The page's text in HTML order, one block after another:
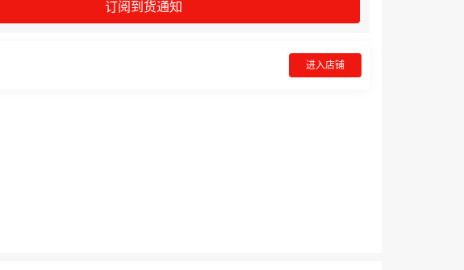
订阅到货通知
进入店铺